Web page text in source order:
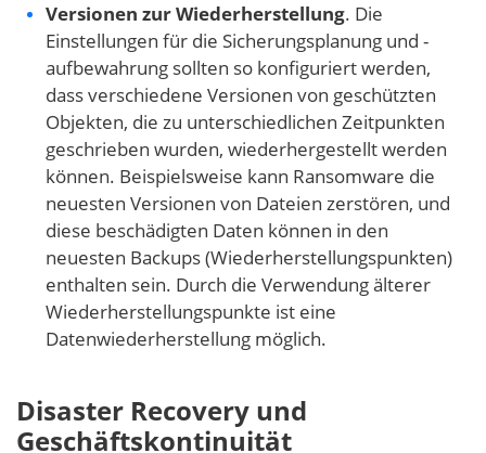
Versionen zur Wiederherstellung. Die
Einstellungen für die Sicherungsplanung und -
aufbewahrung sollten so konfiguriert werden,
dass verschiedene Versionen von geschützten
Objekten, die zu unterschiedlichen Zeitpunkten
geschrieben wurden, wiederhergestellt werden
können. Beispielsweise kann Ransomware die
neuesten Versionen von Dateien zerstören, und
diese beschädigten Daten können in den
neuesten Backups (Wiederherstellungspunkten)
enthalten sein. Durch die Verwendung älterer
Wiederherstellungspunkte ist eine
Datenwiederherstellung möglich.
Disaster Recovery und
Geschäftskontinuität